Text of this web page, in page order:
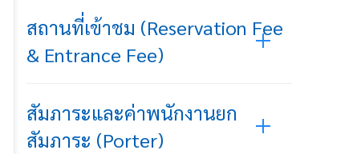
สถานที่เข้าชม (Reservation Fee
& Entrance Fee)
สัมภาระและค่าพนักงานยก
สัมภาระ (Porter)